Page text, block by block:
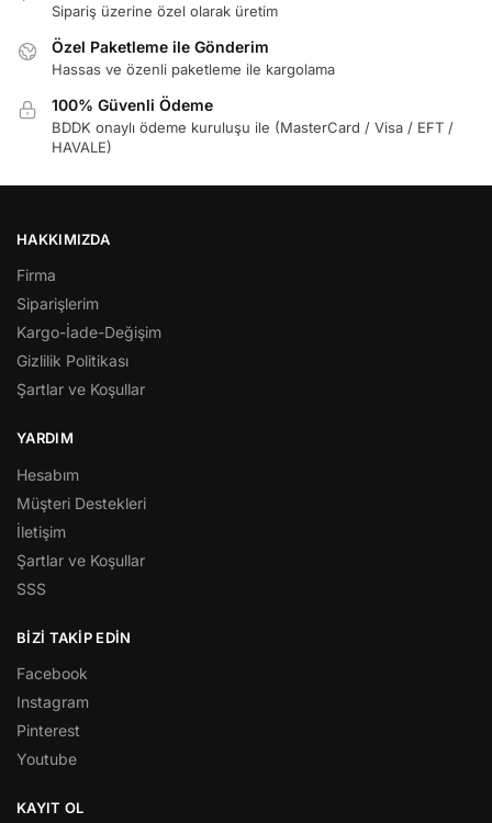
Sipariş üzerine özel olarak üretim
Özel Paketleme ile Gönderim
Hassas ve özenli paketleme ile kargolama
100% Güvenli Ödeme
BDDK onaylı ödeme kuruluşu ile (MasterCard / Visa / EFT /
HAVALE)
HAKKIMIZDA
Firma
Siparişlerim
Kargo-İade-Değişim
Gizlilik Politikası
Şartlar ve Koşullar
YARDIM
Hesabım
Müşteri Destekleri
İletişim
Şartlar ve Koşullar
SSS
BİZİ TAKİP EDİN
Facebook
Instagram
Pinterest
Youtube
KAYIT OL